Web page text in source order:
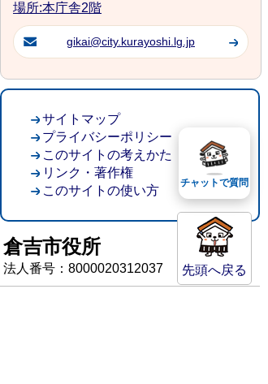
場所:本庁舎2階
gikai@city.kurayoshi.lg.jp
先頭へ戻る
サイトマップ
プライバシーポリシー
このサイトの考えかた
リンク・著作権
このサイトの使い方
倉吉市役所
法人番号：8000020312037
チャットで質問